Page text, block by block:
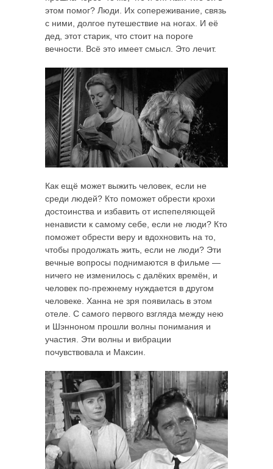
этом помог? Люди. Их сопереживание, связь
с ними, долгое путешествие на ногах. И её
дед, этот старик, что стоит на пороге
вечности. Всё это имеет смысл. Это лечит.
Как ещё может выжить человек, если не
среди людей? Кто поможет обрести крохи
достоинства и избавить от испепеляющей
ненависти к самому себе, если не люди? Кто
поможет обрести веру и вдохновить на то,
чтобы продолжать жить, если не люди? Эти
вечные вопросы поднимаются в фильме —
ничего не изменилось с далёких времён, и
человек по-прежнему нуждается в другом
человеке. Ханна не зря появилась в этом
отеле. С самого первого взгляда между нею
и Шэнноном прошли волны понимания и
участия. Эти волны и вибрации
почувствовала и Максин.